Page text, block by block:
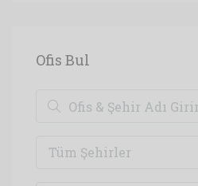
Ofis Bul
Tüm Şehirler